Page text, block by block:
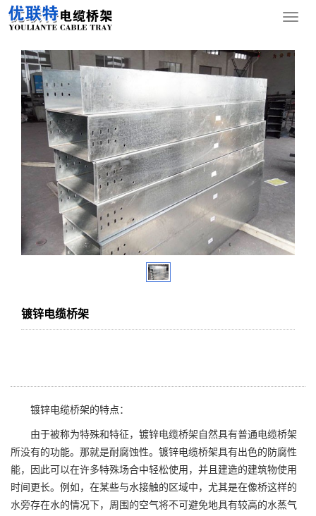
导
您的位置： 网站首页
镀锌电缆桥架
镀锌电缆桥架的特点：
由于被称为特殊和特征，镀锌电缆桥架自然具有普通电缆桥架
所没有的功能。那就是耐腐蚀性。镀锌电缆桥架具有出色的防腐性
能，因此可以在许多特殊场合中轻松使用，并且建造的建筑物使用
时间更长。例如，在某些与水接触的区域中，尤其是在像桥这样的
水旁存在水的情况下，周围的空气将不可避免地具有较高的水蒸气